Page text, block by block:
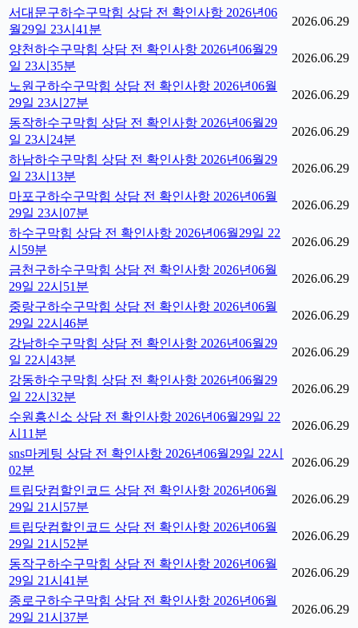
서대문구하수구막힘 상담 전 확인사항 2026년06
월29일 23시41분
2026.06.29
양천하수구막힘 상담 전 확인사항 2026년06월29
일 23시35분
2026.06.29
노원구하수구막힘 상담 전 확인사항 2026년06월
29일 23시27분
2026.06.29
동작하수구막힘 상담 전 확인사항 2026년06월29
일 23시24분
2026.06.29
하남하수구막힘 상담 전 확인사항 2026년06월29
일 23시13분
2026.06.29
마포구하수구막힘 상담 전 확인사항 2026년06월
29일 23시07분
2026.06.29
하수구막힘 상담 전 확인사항 2026년06월29일 22
시59분
2026.06.29
금천구하수구막힘 상담 전 확인사항 2026년06월
29일 22시51분
2026.06.29
중랑구하수구막힘 상담 전 확인사항 2026년06월
29일 22시46분
2026.06.29
강남하수구막힘 상담 전 확인사항 2026년06월29
일 22시43분
2026.06.29
강동하수구막힘 상담 전 확인사항 2026년06월29
일 22시32분
2026.06.29
수원흥신소 상담 전 확인사항 2026년06월29일 22
시11분
2026.06.29
sns마케팅 상담 전 확인사항 2026년06월29일 22시
02분
2026.06.29
트립닷컴할인코드 상담 전 확인사항 2026년06월
29일 21시57분
2026.06.29
트립닷컴할인코드 상담 전 확인사항 2026년06월
29일 21시52분
2026.06.29
동작구하수구막힘 상담 전 확인사항 2026년06월
29일 21시41분
2026.06.29
종로구하수구막힘 상담 전 확인사항 2026년06월
29일 21시37분
2026.06.29